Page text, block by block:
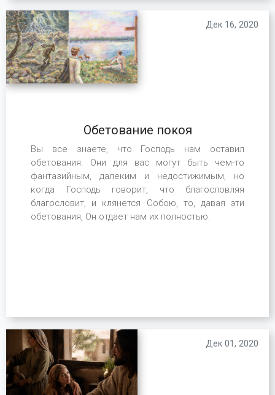
Обетование покоя
Вы все знаете, что Господь нам оставил
обетования. Они для вас могут быть чем-то
фантазийным, далеким и недостижимым, но
когда Господь говорит, что благословляя
благословит, и клянется Собою, то, давая эти
обетования, Он отдает нам их полностью.
Дек 16, 2020
Дек 01, 2020